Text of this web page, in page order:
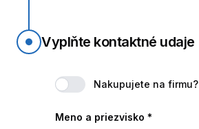
Vyplňte kontaktné udaje
Nakupujete na firmu?
Meno a priezvisko *